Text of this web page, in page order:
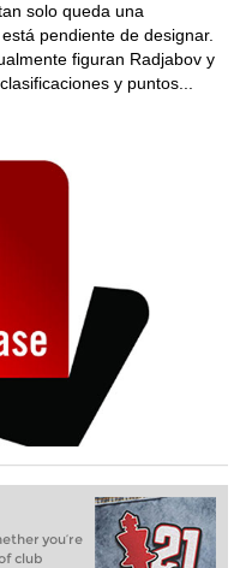
solo queda una
pendiente de designar.
figuran Radjabov y
y puntos...
you’re
club